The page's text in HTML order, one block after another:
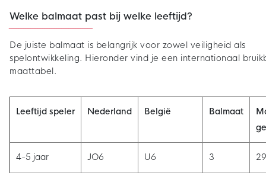
Welke balmaat past bij welke leeftijd?
De juiste balmaat is belangrijk voor zowel veiligheid als
spelontwikkeling. Hieronder vind je een internationaal
maattabel.
Leeftijd speler Nederland België Balmaat
4-5 jaar JO6 U6 3